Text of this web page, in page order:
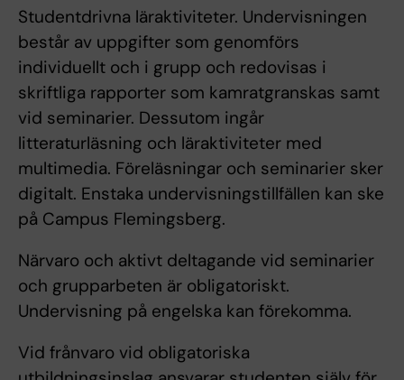
Studentdrivna läraktiviteter. Undervisningen
består av uppgifter som genomförs
individuellt och i grupp och redovisas i
skriftliga rapporter som kamratgranskas samt
vid seminarier. Dessutom ingår
litteraturläsning och läraktiviteter med
multimedia. Föreläsningar och seminarier sker
digitalt. Enstaka undervisningstillfällen kan ske
på Campus Flemingsberg.
Närvaro och aktivt deltagande vid seminarier
och grupparbeten är obligatoriskt.
Undervisning på engelska kan förekomma.
Vid frånvaro vid obligatoriska